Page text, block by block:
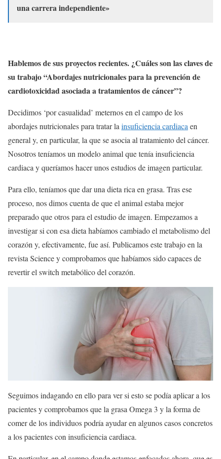
una carrera independiente»
Hablemos de sus proyectos recientes. ¿Cuáles son las claves de
su trabajo “Abordajes nutricionales para la prevención de
cardiotoxicidad asociada a tratamientos de cáncer”?
Decidimos ‘por casualidad’ meternos en el campo de los
abordajes nutricionales para tratar la insuficiencia cardiaca en
general y, en particular, la que se asocia al tratamiento del cáncer.
Nosotros teníamos un modelo animal que tenía insuficiencia
cardiaca y queríamos hacer unos estudios de imagen particular.
Para ello, teníamos que dar una dieta rica en grasa. Tras ese
proceso, nos dimos cuenta de que el animal estaba mejor
preparado que otros para el estudio de imagen. Empezamos a
investigar si con esa dieta habíamos cambiado el metabolismo del
corazón y, efectivamente, fue así. Publicamos este trabajo en la
revista Science y comprobamos que habíamos sido capaces de
revertir el switch metabólico del corazón.
Seguimos indagando en ello para ver si esto se podía aplicar a los
pacientes y comprobamos que la grasa Omega 3 y la forma de
comer de los individuos podría ayudar en algunos casos concretos
a los pacientes con insuficiencia cardiaca.